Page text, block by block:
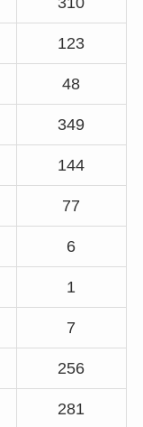
123
48
349
144
77
6
1
7
256
281